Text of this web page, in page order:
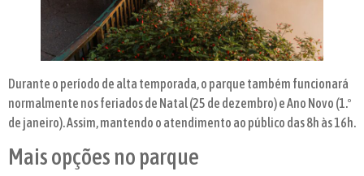
Durante o período de alta temporada, o parque também funcionará
normalmente nos feriados de Natal (25 de dezembro) e Ano Novo (1.º
de janeiro). Assim, mantendo o atendimento ao público das 8h às 16h.
Mais opções no parque